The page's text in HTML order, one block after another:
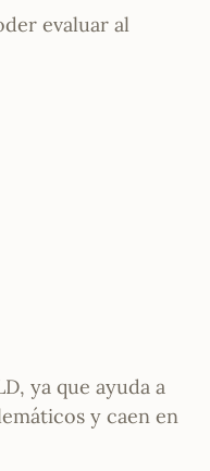
evaluar al
ya que ayuda a
y caen en